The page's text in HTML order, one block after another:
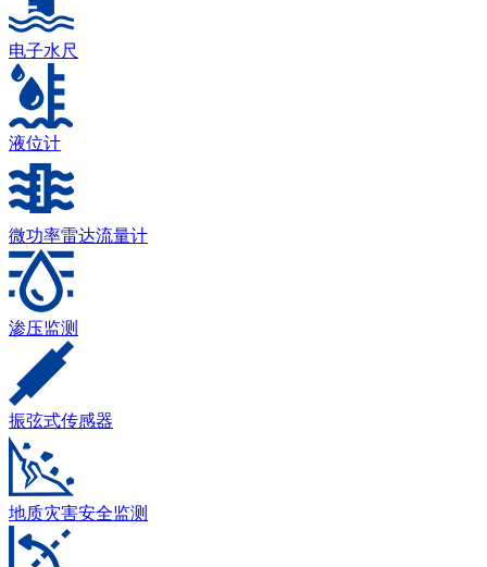
电子水尺
液位计
微功率雷达流量计
渗压监测
振弦式传感器
地质灾害安全监测